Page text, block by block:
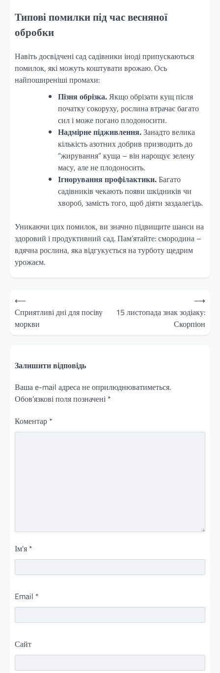
Типові помилки під час весняної
обробки
Навіть досвідчені сад садівники іноді припускаються
помилок, які можуть коштувати врожаю. Ось
найпоширеніші промахи:
Пізня обрізка.Якщо обрізати кущ після
початку сокоруху, рослина втрачає багато
сил і може погано плодоносити.
Надмірне підживлення.Занадто велика
кількість азотних добрив призводить до
“жирування” куща – він нарощує зелену
масу, але не плодоносить.
Ігнорування профілактики.Багато
садівників чекають появи шкідників чи
хвороб, замість того, щоб діяти заздалегідь.
Уникаючи цих помилок, ви значно підвищите шанси на
здоровий і продуктивний сад. Пам’ятайте: смородина –
вдячна рослина, яка відгукується на турботу щедрим
урожаєм.
Навігація
записів
⟵
Сприятливі дні для посіву
моркви
15 листопада знак зодіаку:
Скорпіон
⟶
Залишити відповідь
Ваша e-mail адреса не оприлюднюватиметься.
Обов’язкові поля позначені *
Коментар *
Ім'я *
Email *
Сайт